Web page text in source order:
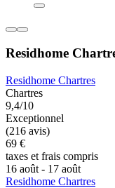
Residhome
Residhome Chartres
Chartres
9,4/10
Exceptionnel
(216 avis)
69 €
taxes et frais compris
16 août - 17 août
Residhome Chartres